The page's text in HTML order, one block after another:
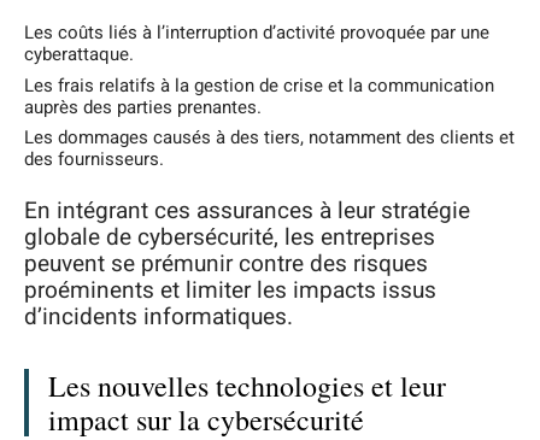
Les coûts liés à l’interruption d’activité provoquée par une
cyberattaque.
Les frais relatifs à la gestion de crise et la communication
auprès des parties prenantes.
Les dommages causés à des tiers, notamment des clients et
des fournisseurs.
En intégrant ces assurances à leur stratégie
globale de cybersécurité, les entreprises
peuvent se prémunir contre des risques
proéminents et limiter les impacts issus
d’incidents informatiques.
Les nouvelles technologies et leur
impact sur la cybersécurité